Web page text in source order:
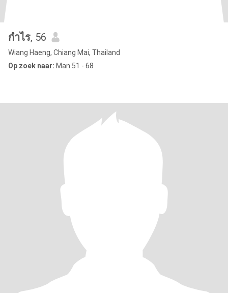
กำไร, 56
Wiang Haeng, Chiang Mai, Thailand
Op zoek naar: Man 51 - 68